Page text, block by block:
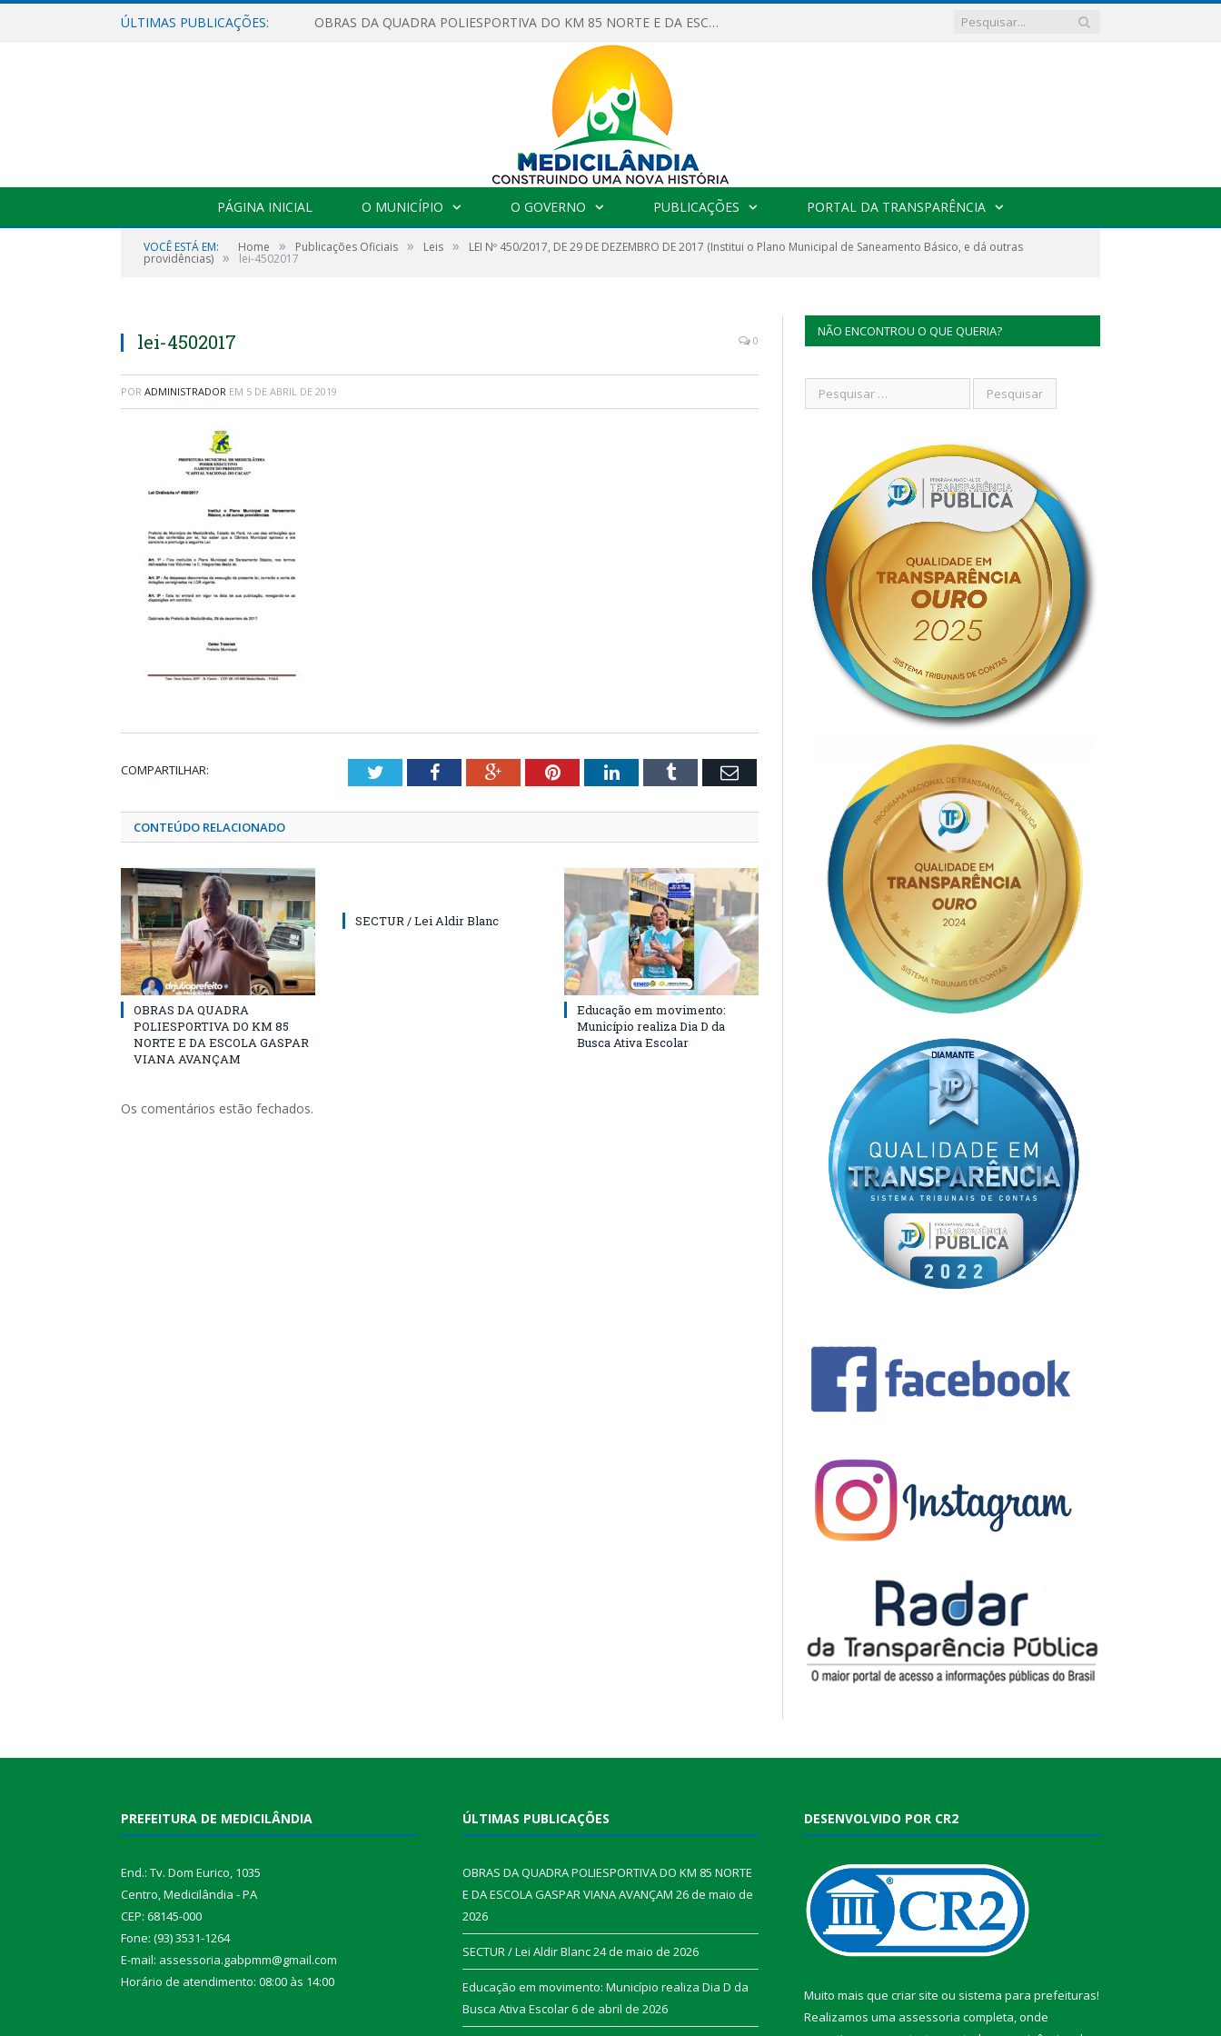
ÚLTIMAS PUBLICAÇÕES: OBRAS DA QUADRA POLIESPORTIVA DO KM 85 NORTE E DA ESCOLA GASPAR VIANA AVANÇAM
PÁGINA INICIAL O MUNICÍPIO O GOVERNO PUBLICAÇÕES PORTAL DA TRANSPARÊNCIA
VOCÊ ESTÁ EM: Home » Publicações Oficiais » Leis » LEI Nº 450/2017, DE 29 DE DEZEMBRO DE 2017 (Institui o Plano Municipal de Saneamento Básico, e dá outras
providências) » lei-4502017
lei-4502017 0
POR ADMINISTRADOR EM 5 DE ABRIL DE 2019
COMPARTILHAR: TwitterFacebookGoogle+PinterestLinkedInTumblr Email
CONTEÚDO RELACIONADO
OBRAS DA QUADRA
POLIESPORTIVA DO KM 85
NORTE E DA ESCOLA GASPAR
VIANA AVANÇAM
SECTUR / Lei Aldir Blanc
Educação em movimento:
Município realiza Dia D da
Busca Ativa Escolar
Os comentários estão fechados.
NÃO ENCONTROU O QUE QUERIA?
PREFEITURA DE MEDICILÂNDIA
End.: Tv. Dom Eurico, 1035
Centro, Medicilândia - PA
CEP: 68145-000
Fone: (93) 3531-1264
E-mail: assessoria.gabpmm@gmail.com
Horário de atendimento: 08:00 às 14:00
ÚLTIMAS PUBLICAÇÕES
OBRAS DA QUADRA POLIESPORTIVA DO KM 85 NORTE
E DA ESCOLA GASPAR VIANA AVANÇAM 26 de maio de
2026
SECTUR / Lei Aldir Blanc24 de maio de 2026
Educação em movimento: Município realiza Dia D da
Busca Ativa Escolar6 de abril de 2026
DESENVOLVIDO POR CR2
Muito mais que criar site ou sistema para prefeituras!
Realizamos uma assessoria completa, onde